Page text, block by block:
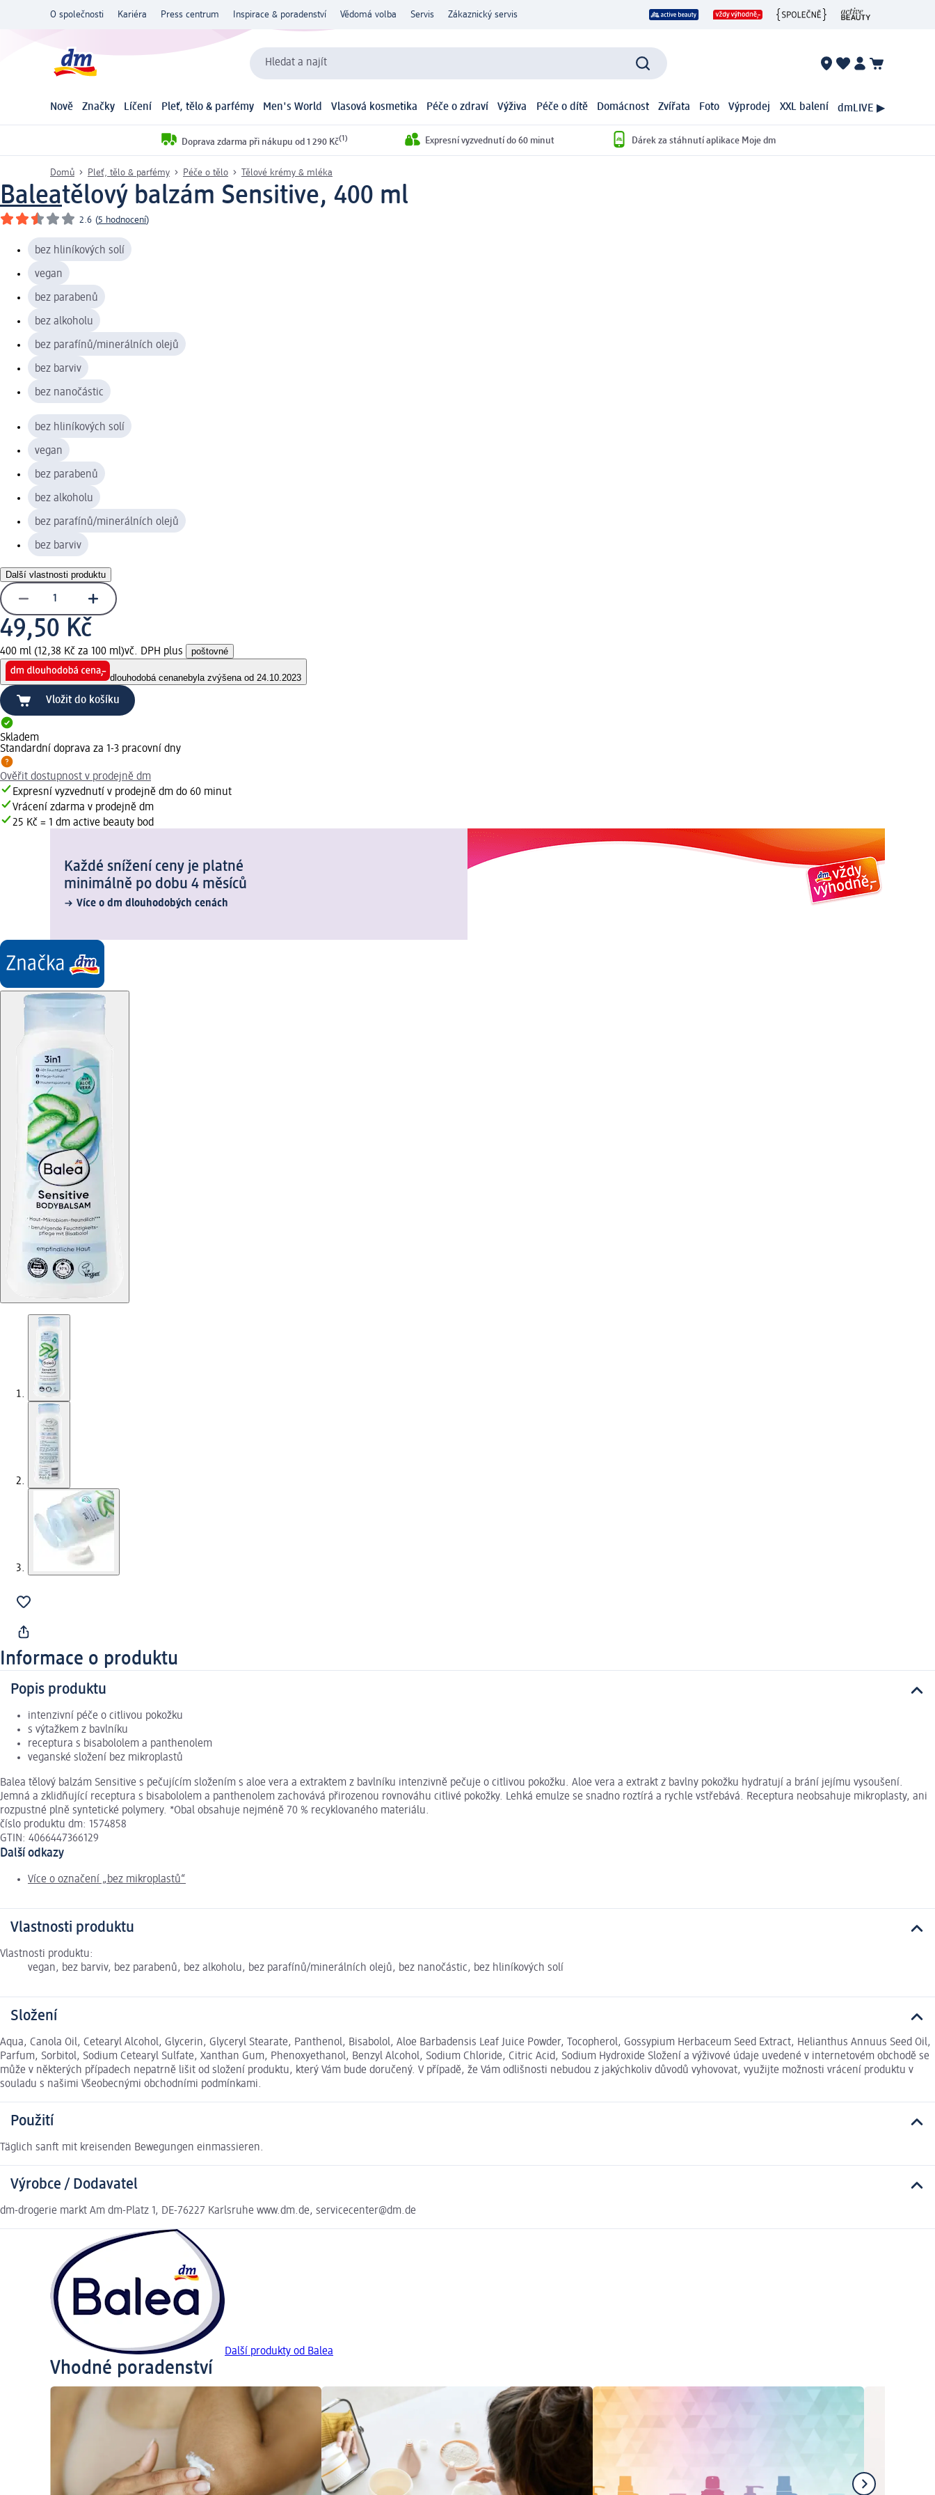
O společnosti Kariéra Press centrum Inspirace & poradenství Vědomá volba Servis Zákaznický servis
Hledat a najít
Nově Značky Líčení Pleť, tělo & parfémy Men's World Vlasová kosmetika Péče o zdraví Výživa Péče o dítě Domácnost Zvířata Foto Výprodej XXL balení dmLIVE ▶
Doprava zdarma při nákupu od 1 290 Kč(1) Expresní vyzvednutí do 60 minut Dárek za stáhnutí aplikace Moje dm
Domů Pleť, tělo & parfémy Péče o tělo Tělové krémy & mléka
Baleatělový balzám Sensitive, 400 ml
2.6 (5 hodnocení)
bez hliníkových solí
vegan
bez parabenů
bez alkoholu
bez parafínů/minerálních olejů
bez barviv
bez nanočástic
bez hliníkových solí
vegan
bez parabenů
bez alkoholu
bez parafínů/minerálních olejů
bez barviv
Další vlastnosti produktu
49,50 Kč
400 ml (12,38 Kč za 100 ml)vč. DPH plus poštovné
dlouhodobá cenanebyla zvýšena od 24.10.2023
Vložit do košíku
Skladem
Standardní doprava za 1-3 pracovní dny
Ověřit dostupnost v prodejně dm
Expresní vyzvednutí v prodejně dm do 60 minut
Vrácení zdarma v prodejně dm
25 Kč = 1 dm active beauty bod
Každé snížení ceny je platné
minimálně po dobu 4 měsíců
Více o dm dlouhodobých cenách
Informace o produktu
Popis produktu
intenzivní péče o citlivou pokožku
s výtažkem z bavlníku
receptura s bisabololem a panthenolem
veganské složení bez mikroplastů
Balea tělový balzám Sensitive s pečujícím složením s aloe vera a extraktem z bavlníku intenzivně pečuje o citlivou pokožku. Aloe vera a extrakt z bavlny pokožku hydratují a brání jejímu vysoušení.
Jemná a zklidňující receptura s bisabololem a panthenolem zachovává přirozenou rovnováhu citlivé pokožky. Lehká emulze se snadno roztírá a rychle vstřebává. Receptura neobsahuje mikroplasty, ani
rozpustné plně syntetické polymery. *Obal obsahuje nejméně 70 % recyklovaného materiálu.
číslo produktu dm: 1574858
GTIN: 4066447366129
Další odkazy
Více o označení „bez mikroplastů“
Vlastnosti produktu
Vlastnosti produktu:
vegan, bez barviv, bez parabenů, bez alkoholu, bez parafínů/minerálních olejů, bez nanočástic, bez hliníkových solí
Složení
Aqua, Canola Oil, Cetearyl Alcohol, Glycerin, Glyceryl Stearate, Panthenol, Bisabolol, Aloe Barbadensis Leaf Juice Powder, Tocopherol, Gossypium Herbaceum Seed Extract, Helianthus Annuus Seed Oil,
Parfum, Sorbitol, Sodium Cetearyl Sulfate, Xanthan Gum, Phenoxyethanol, Benzyl Alcohol, Sodium Chloride, Citric Acid, Sodium Hydroxide Složení a výživové údaje uvedené v internetovém obchodě se
může v některých případech nepatrně lišit od složení produktu, který Vám bude doručený. V případě, že Vám odlišnosti nebudou z jakýchkoliv důvodů vyhovovat, využijte možnosti vrácení produktu v
souladu s našimi Všeobecnými obchodními podmínkami.
Použití
Täglich sanft mit kreisenden Bewegungen einmassieren.
Výrobce / Dodavatel
dm-drogerie markt Am dm-Platz 1, DE-76227 Karlsruhe www.dm.de, servicecenter@dm.de
Další produkty od Balea
Vhodné poradenství